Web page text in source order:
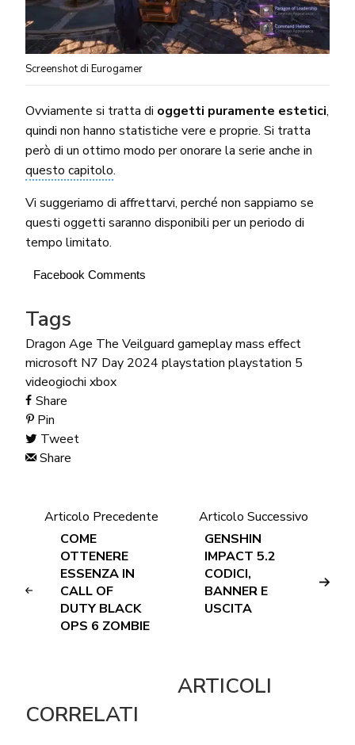
Screenshot di Eurogamer
Ovviamente si tratta di oggetti puramente estetici,
quindi non hanno statistiche vere e proprie. Si tratta
però di un ottimo modo per onorare la serie anche in
questo capitolo.
Vi suggeriamo di affrettarvi, perché non sappiamo se
questi oggetti saranno disponibili per un periodo di
tempo limitato.
Facebook Comments
Tags
Dragon Age The Veilguard gameplaymass effect
microsoft N7 Day 2024 playstation playstation 5
videogiochi xbox
Share
Pin
Tweet
Share
Articolo Precedente
COME
OTTENERE
ESSENZA IN
CALL OF
DUTY BLACK
OPS 6 ZOMBIE
Articolo Successivo
GENSHIN
IMPACT 5.2
CODICI,
BANNER E
USCITA
ARTICOLI
CORRELATI